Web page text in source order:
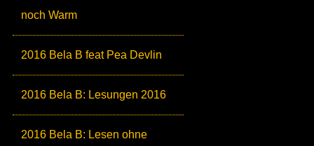
noch Warm
2016 Bela B feat Pea Devlin
2016 Bela B: Lesungen 2016
2016 Bela B: Lesen ohne